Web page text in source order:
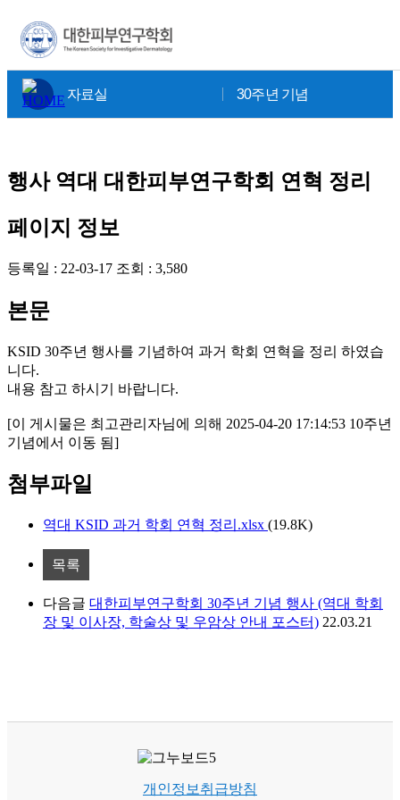
자료실 30주년 기념
행사 역대 대한피부연구학회 연혁 정리
페이지 정보
등록일 : 22-03-17 조회 : 3,580
본문
KSID 30주년 행사를 기념하여 과거 학회 연혁을 정리 하였습
니다.
내용 참고 하시기 바랍니다.
[이 게시물은 최고관리자님에 의해 2025-04-20 17:14:53 10주년
기념에서 이동 됨]
첨부파일
역대 KSID 과거 학회 연혁 정리.xlsx (19.8K)
목록
다음글 대한피부연구학회 30주년 기념 행사 (역대 학회
장 및 이사장, 학술상 및 우암상 안내 포스터) 22.03.21
개인정보취급방침